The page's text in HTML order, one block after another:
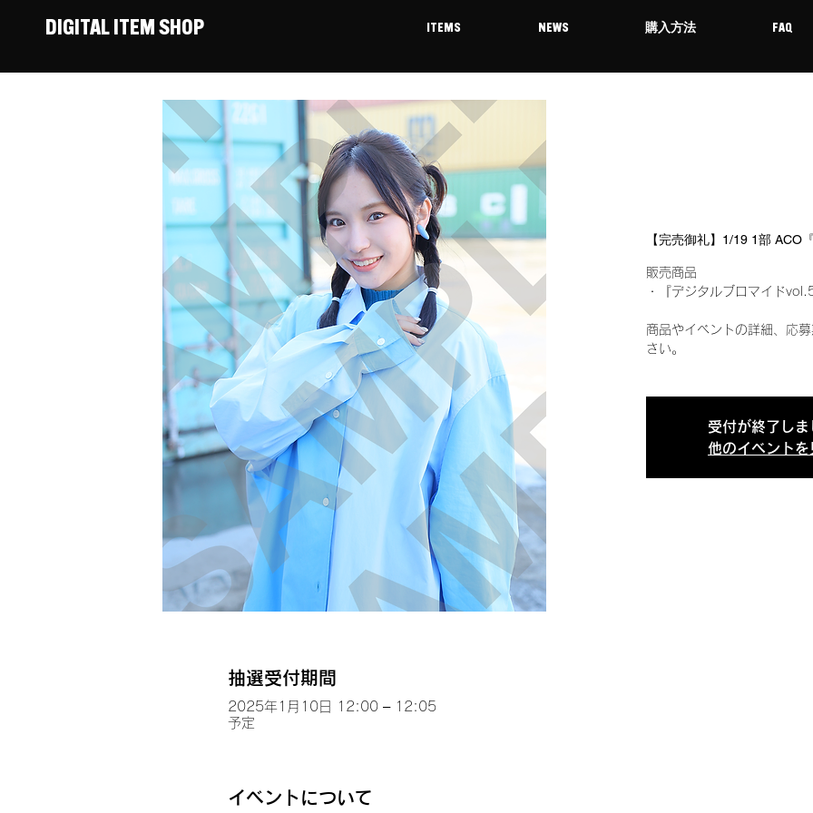
DIGITAL ITEM SHOP ITEMS NEWS 購入方法 FAQ
【完売御礼】1/19 1部 ACO
販売商品
・『デジタルブロマイド
商品やイベントの詳細、応
さい。
受付が終了しま
他のイベントを
抽選受付期間
2025年1月10日 12:00 – 12:05
予定
イベントについて